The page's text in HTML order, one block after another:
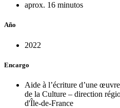
aprox. 16 minutos
Año
2022
Encargo
Aide à l’écriture d’une
de la Culture – direction
d'Île-de-France